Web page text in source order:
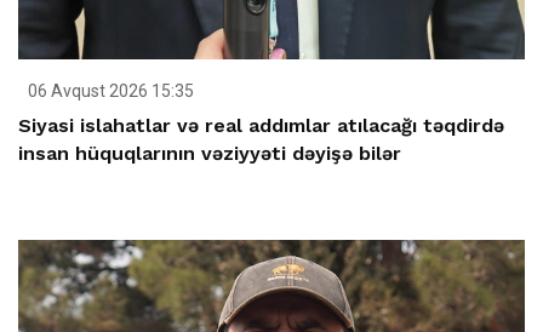
06 Avqust 2026 15:35
Siyasi islahatlar və real addımlar atılacağı təqdirdə
insan hüquqlarının vəziyyəti dəyişə bilər